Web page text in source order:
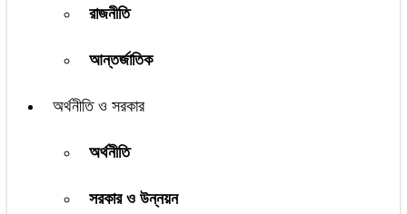
রাজনীতি
আন্তর্জাতিক
অর্থনীতি ও সরকার
অর্থনীতি
সরকার ও উন্নয়ন